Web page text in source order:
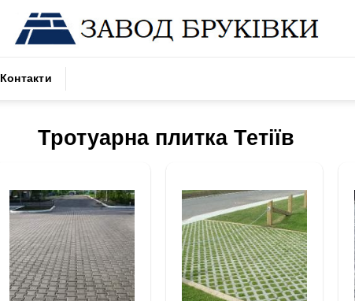
Контакти
Тротуарна плитка Тетіїв